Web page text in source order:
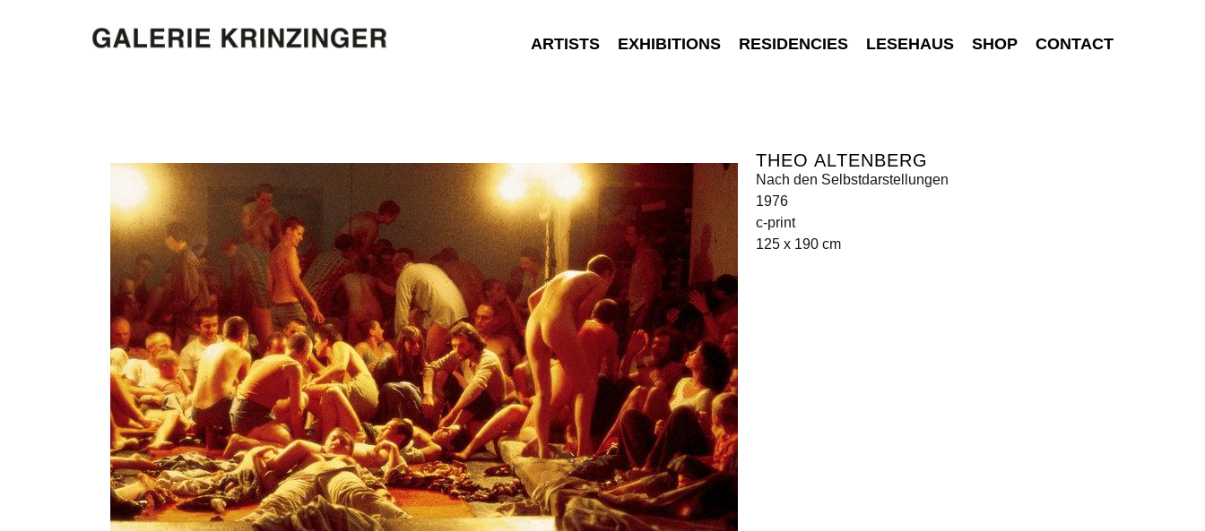
ARTISTS EXHIBITIONS RESIDENCIES LESEHAUS SHOP CONTACT
THEO ALTENBERG
Nach den Selbstdarstellungen
1976
c-print
125 x 190 cm